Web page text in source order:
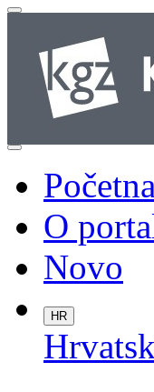
Početna
O
Novo
HR